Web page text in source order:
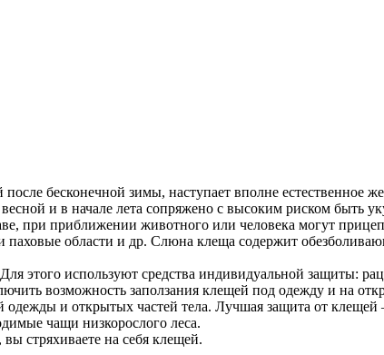
бесконечной зимы, наступает вполне
и в начале лета сопряжено с высоким риском быть
при приближении животного или человека могут
области и др. Слюна клеща содержит
этого используют средства индивидуальной защиты:
возможность заползания клещей под одежду и на
и открытых частей тела. Лучшая защита от клещей
чащи низкорослого леса.
стряхиваете на себя клещей.